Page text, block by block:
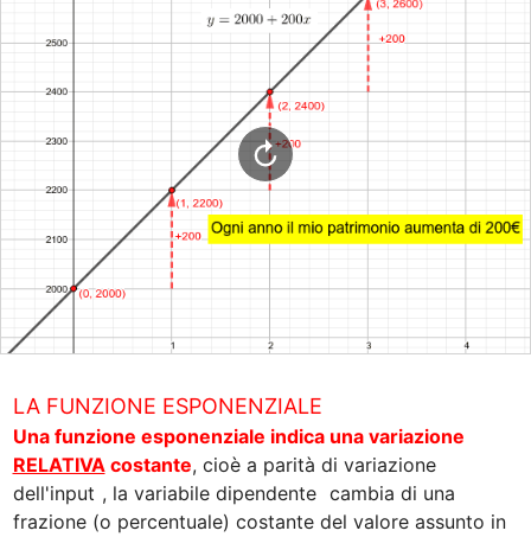
RELATIVA costante, cioè a parità di variazione
dell'input , la variabile dipendente cambia di una
frazione (o percentuale) costante del valore assunto in